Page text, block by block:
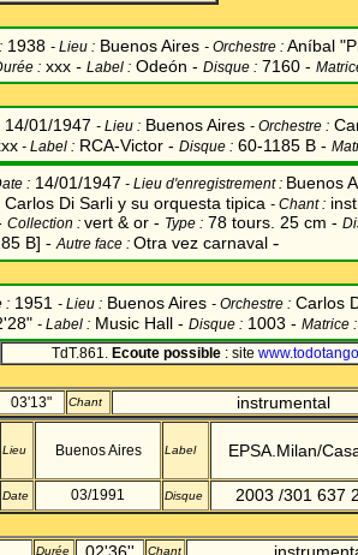
: 1938 - Lieu : Buenos Aires - Orchestre : Aníbal
: xxx - Label : Odeón - Disque : 7160 -
14/01/1947 - Lieu : Buenos Aires - Orchestre :
- Label : RCA-Victor - Disque : 60-1185 B -
: 14/01/1947 - Lieu d'enregistrement : Buenos
Carlos Di Sarli y su orquesta tipica - Chant:
Collection : vert & or - Type : 78 tours. 25 cm -
B] - Autre face : Otra vez carnaval -
: 1951 - Lieu : Buenos Aires - Orchestre : Carlos
- Label : Music Hall - Disque : 1003 - Matrice :
TdT.861. Ecoute possible : site
03'13" Chant instrumental
Lieu Buenos Aires Label EPSA.Milan/
Date 03/1991 Disque 2003 /301 637
Durée Chant